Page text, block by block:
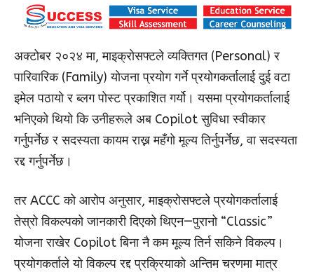
अक्टोबर २०२४ मा, माइक्रोसफ्टले व्यक्तिगत (Personal) र
पारिवारिक (Family) योजना प्रयोग गर्ने प्रयोगकर्तालाई दुई वटा
इमेल पठायो र ब्लग पोस्ट प्रकाशित गर्यो। यसमा प्रयोगकर्तालाई
भनिएको थियो कि उनीहरूले अब Copilot सुविधा स्वीकार
गर्नुपर्नेछ र सदस्यता कायम राख्न महँगो मूल्य तिर्नुपर्नेछ, वा सदस्यता
रद्द गर्नुपर्नेछ।
तर ACCC को आरोप अनुसार, माइक्रोसफ्टले प्रयोगकर्तालाई
तेस्रो विकल्पको जानकारी दिएको थिएन—पुरानो “Classic”
योजना राखेर Copilot बिना नै कम मूल्य तिर्न सकिने विकल्प।
प्रयोगकर्ताले यो विकल्प रद्द प्रक्रियाको अन्तिम चरणमा मात्र